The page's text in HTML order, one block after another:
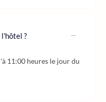
?
11:00 heures le jour du